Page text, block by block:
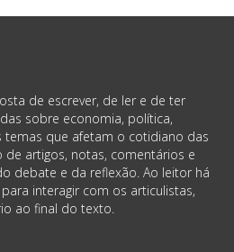
de escrever, de ler e de ter
sobre economia, política,
temas que afetam o cotidiano das
artigos, notas, comentários e
debate e da reflexão. Ao leitor há
interagir com os articulistas,
ao final do texto.